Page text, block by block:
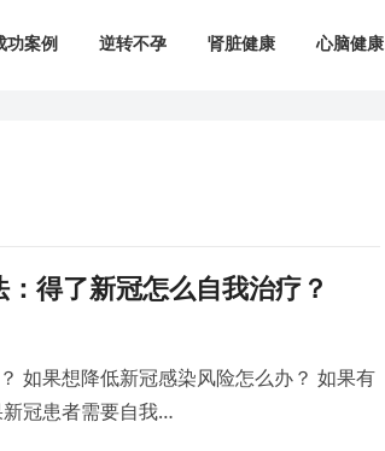
功案例 逆转不孕 肾脏健康 心脑健康
得了新冠怎么自我治疗？
如果想降低新冠感染风险怎么办？ 如果有
冠患者需要自我…